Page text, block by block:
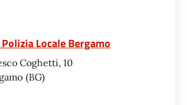
Locale Bergamo
Coghetti, 10
BG